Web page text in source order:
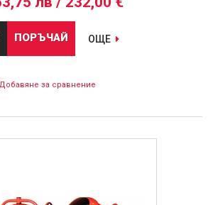
ПОРЪЧАЙ ОЩЕ
Добавяне за сравнение